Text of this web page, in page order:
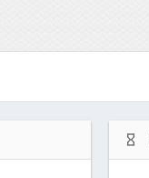
hourglass_empty